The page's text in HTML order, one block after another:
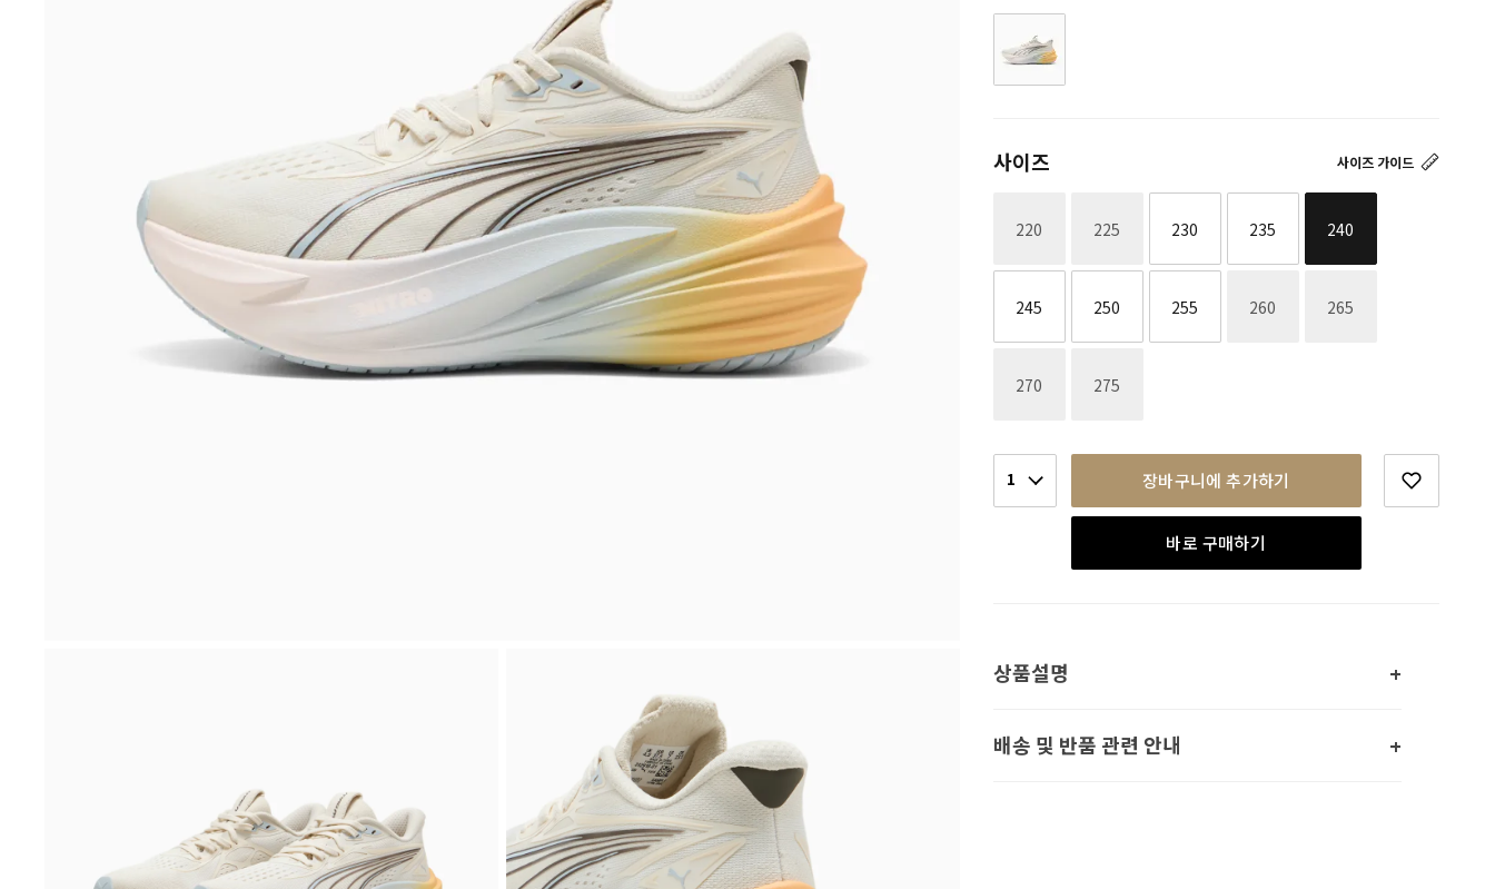
사이즈 가이드
사이즈
220 재고없음225 재고없음230 235 240
245 250 255 260 재고없음265
270 재고없음275
1 장바구니에 추가하기
바로 구매하기
상품설명
배송 및 반품 관련 안내